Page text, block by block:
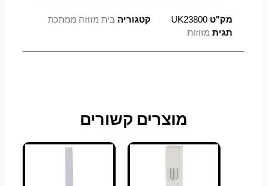
מק"טUK23800 קטגוריה בית מזוזה ממתכת
תגית מזוזות
מוצרים קשורים